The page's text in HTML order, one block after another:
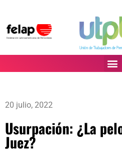
20 julio, 2022
Usurpación: ¿La
Juez?